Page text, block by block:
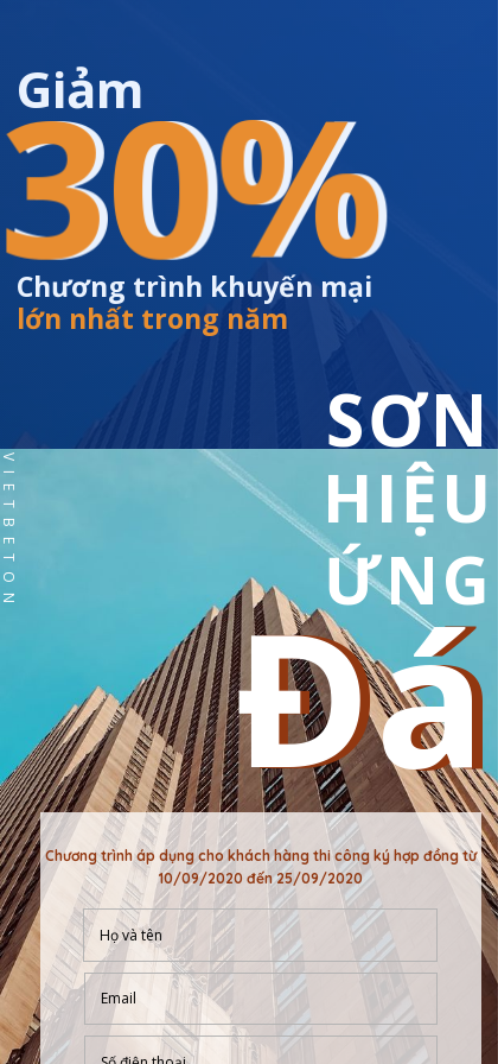
SƠN
HIỆU
ỨNG
Đá
Đá
Giảm
Chương trình khuyến mại
lớn nhất trong năm
30%
30%
Chương trình áp dụng cho khách hàng thi công ký hợp đồng từ
10/09/2020 đến 25/09/2020